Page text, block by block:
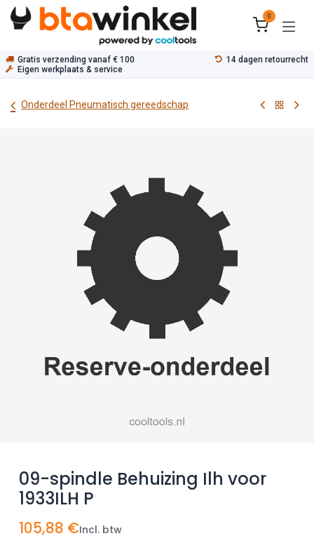
Overslaan naar inhoud
0
Gratis verzending vanaf € 100
14 dagen retourrecht
Eigen werkplaats & service
Onderdeel Pneumatisch gereedschap
09-spindle Behuizing Ilh voor
1933ILH P
105,88 €Incl. btw